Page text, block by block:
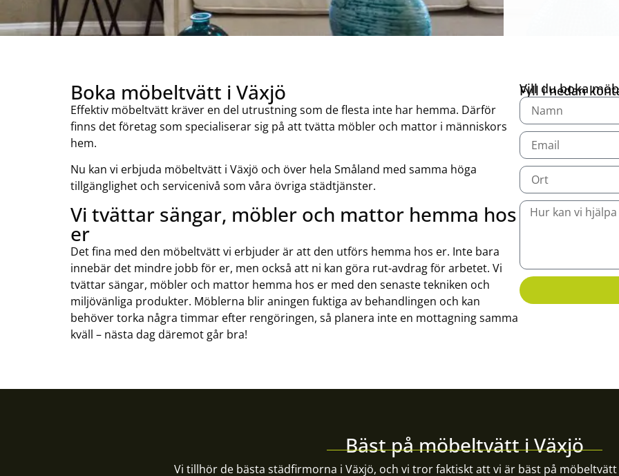
Boka möbeltvätt i Växjö
Effektiv möbeltvätt kräver en del utrustning som de flesta inte har hemma. Därför
finns det företag som specialiserar sig på att tvätta möbler och mattor i människors
hem.
Nu kan vi erbjuda möbeltvätt i Växjö och över hela Småland med samma höga
tillgänglighet och servicenivå som våra övriga städtjänster.
Vi tvättar sängar, möbler och mattor hemma hos
er
Det fina med den möbeltvätt vi erbjuder är att den utförs hemma hos er. Inte bara
innebär det mindre jobb för er, men också att ni kan göra rut-avdrag för arbetet. Vi
tvättar sängar, möbler och mattor hemma hos er med den senaste tekniken och
miljövänliga produkter. Möblerna blir aningen fuktiga av behandlingen och kan
behöver torka några timmar efter rengöringen, så planera inte en mottagning samma
kväll – nästa dag däremot går bra!
Vill du boka
Fyll i nedan
Bäst på möbeltvätt i Växjö
Vi tillhör de bästa städfirmorna i Växjö, och vi tror faktiskt att vi är bäst på